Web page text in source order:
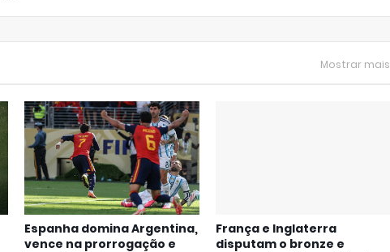
Mostrar mais
Espanha domina Argentina,
vence na prorrogação e
França e Inglaterra
disputam o bronze e